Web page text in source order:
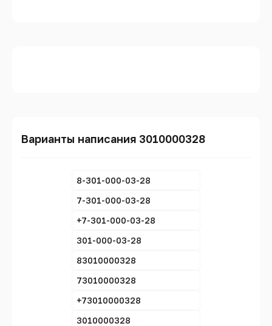
Варианты написания 3010000328
8-301-000-03-28
7-301-000-03-28
+7-301-000-03-28
301-000-03-28
83010000328
73010000328
+73010000328
3010000328